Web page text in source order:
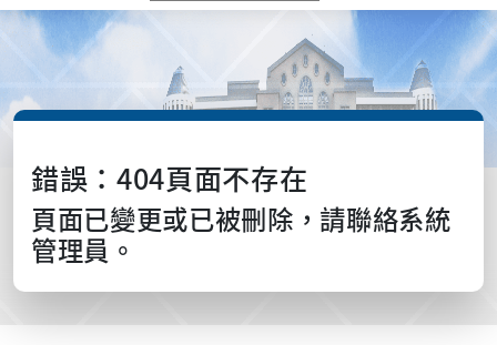
錯誤：404頁面不存在
頁面已變更或已被刪除，請聯絡系統
管理員。